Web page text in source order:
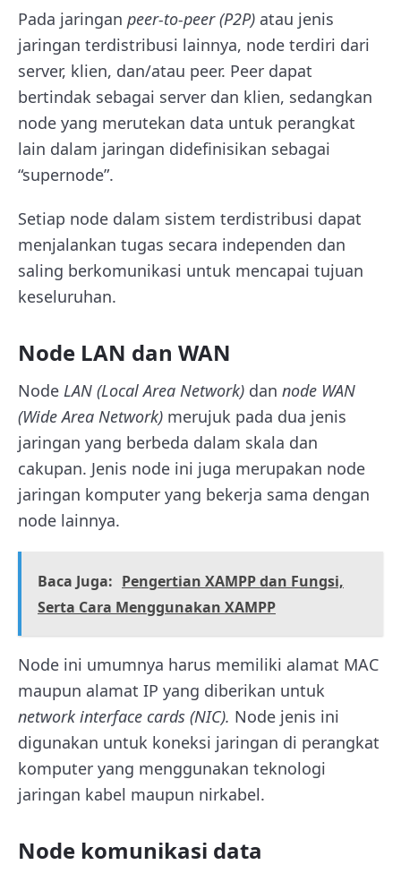
Pada jaringan peer-to-peer (P2P) atau jenis
jaringan terdistribusi lainnya, node terdiri dari
server, klien, dan/atau peer. Peer dapat
bertindak sebagai server dan klien, sedangkan
node yang merutekan data untuk perangkat
lain dalam jaringan didefinisikan sebagai
“supernode”.
Setiap node dalam sistem terdistribusi dapat
menjalankan tugas secara independen dan
saling berkomunikasi untuk mencapai tujuan
keseluruhan.
Node LAN dan WAN
Node LAN (Local Area Network) dan node WAN
(Wide Area Network) merujuk pada dua jenis
jaringan yang berbeda dalam skala dan
cakupan. Jenis node ini juga merupakan node
jaringan komputer yang bekerja sama dengan
node lainnya.
Baca Juga: Pengertian XAMPP dan Fungsi,
Serta Cara Menggunakan XAMPP
Node ini umumnya harus memiliki alamat MAC
maupun alamat IP yang diberikan untuk
network interface cards (NIC). Node jenis ini
digunakan untuk koneksi jaringan di perangkat
komputer yang menggunakan teknologi
jaringan kabel maupun nirkabel.
Node komunikasi data